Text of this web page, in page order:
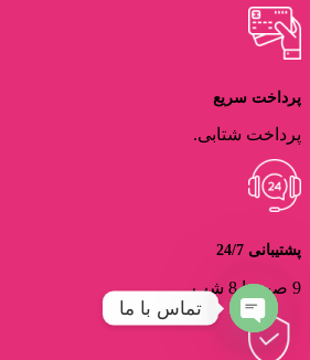
پرداخت سریع
پرداخت شتابی.
پشتیبانی 24/7
9 صبح تا 8 شب
تماس با ما
Open
chaty